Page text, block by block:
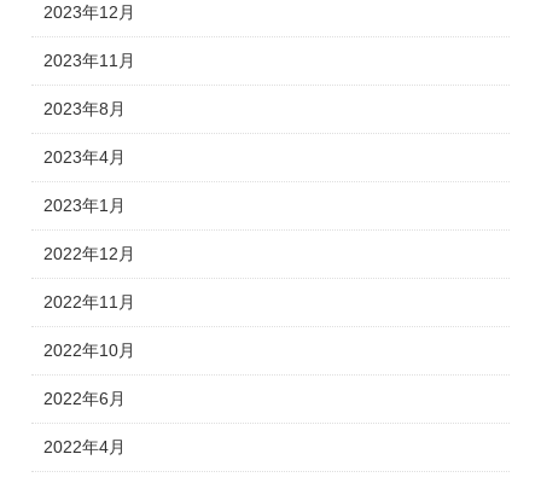
2023年12月
2023年11月
2023年8月
2023年4月
2023年1月
2022年12月
2022年11月
2022年10月
2022年6月
2022年4月